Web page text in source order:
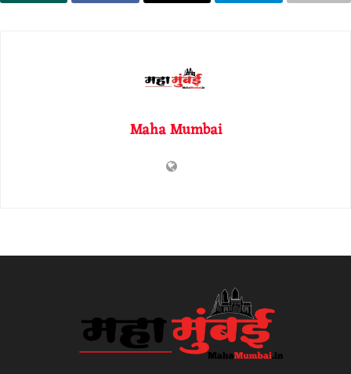
Maha Mumbai